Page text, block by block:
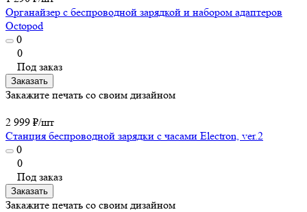
Органайзер с беспроводной зарядкой и набором адаптеров
Octopod
0
0
Под заказ
Заказать
Закажите печать со своим дизайном
2 999 ₽/шт
Станция беспроводной зарядки с часами Electron, ver.2
0
0
Под заказ
Заказать
Закажите печать со своим дизайном